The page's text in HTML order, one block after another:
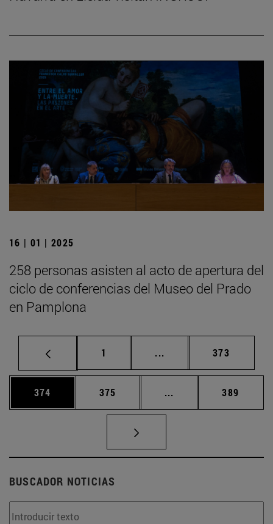
16 | 01 | 2025
258 personas asisten al acto de apertura del
ciclo de conferencias del Museo del Prado
en Pamplona
Página
1 ... Páginas intermedias
Página
373
Página
374 Página
375 ... Páginas intermedias
Página
389
BUSCADOR NOTICIAS